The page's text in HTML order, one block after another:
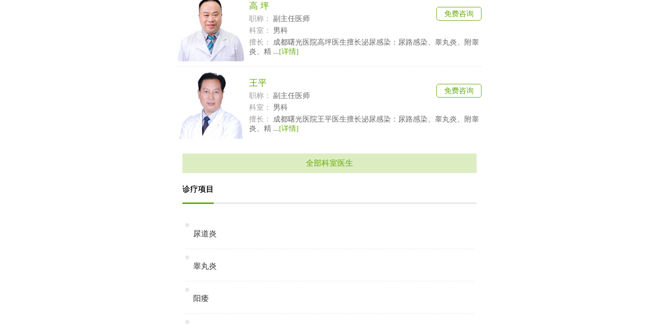
高 坪
职称：
副主任医师
科室：
男科
擅长：
成都曙光医院高坪医生擅长泌尿感染：尿路感染、睾丸炎、附睾
炎、精 ...[详情]
免费咨询
王平
职称：
副主任医师
科室：
男科
擅长：
成都曙光医院王平医生擅长泌尿感染：尿路感染、睾丸炎、附睾
炎、精 ...[详情]
免费咨询
全部科室医生
诊疗项目
尿道炎
睾丸炎
阳痿